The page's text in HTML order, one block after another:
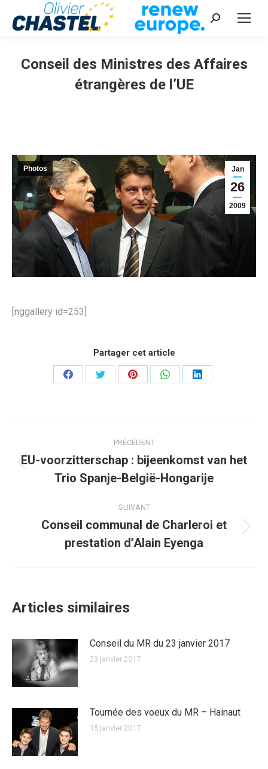
Recherche
Conseil des Ministres des Affaires
étrangères de l’UE
Jan
26
2009
Photos
[nggallery id=253]
Partager cet article
PartagerPartagerPartagerPartagerPartager
article
PRÉCÉDENT
Article
précédent
EU-voorzitterschap : bijeenkomst van het
Trio Spanje-België-Hongarije
SUIVANT
suivant
Conseil communal de Charleroi et
prestation d’Alain Eyenga
Articles similaires
Conseil du MR du 23 janvier 2017
23 janvier 2017
Tournée des voeux du MR – Hainaut
15 janvier 2017